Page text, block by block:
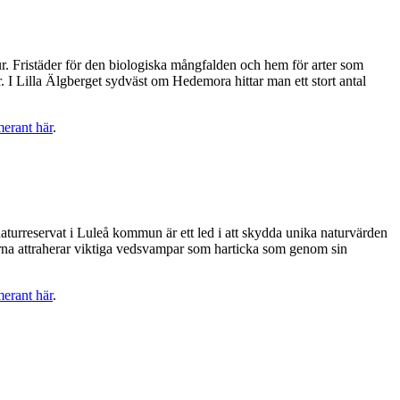
Fristäder för den biologiska mångfalden och hem för arter som
Lilla Älgberget sydväst om Hedemora hittar man ett stort antal
här.
i Luleå kommun är ett led i att skydda unika naturvärden
attraherar viktiga vedsvampar som harticka som genom sin
här.